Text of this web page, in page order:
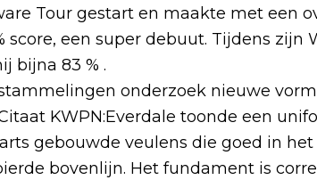
Tour gestart en maakte met een
score, een super debuut. Tijdens zijn
bijna 83 % .
onderzoek nieuwe
KWPN:Everdale toonde een
gebouwde veulens die goed in
bovenlijn. Het fundament is